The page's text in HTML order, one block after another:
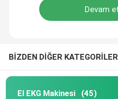
BİZDEN DİĞER KATEGORİLER
El EKG Makinesi (45)